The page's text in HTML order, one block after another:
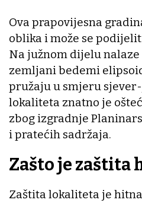
Ova prapovijesna
oblika i može se
Na južnom dijelu
zemljani bedemi
pružaju u smjeru
lokaliteta znatno je
zbog izgradnje
i pratećih sadržaja.
Zašto je zaštita
Zaštita lokaliteta je